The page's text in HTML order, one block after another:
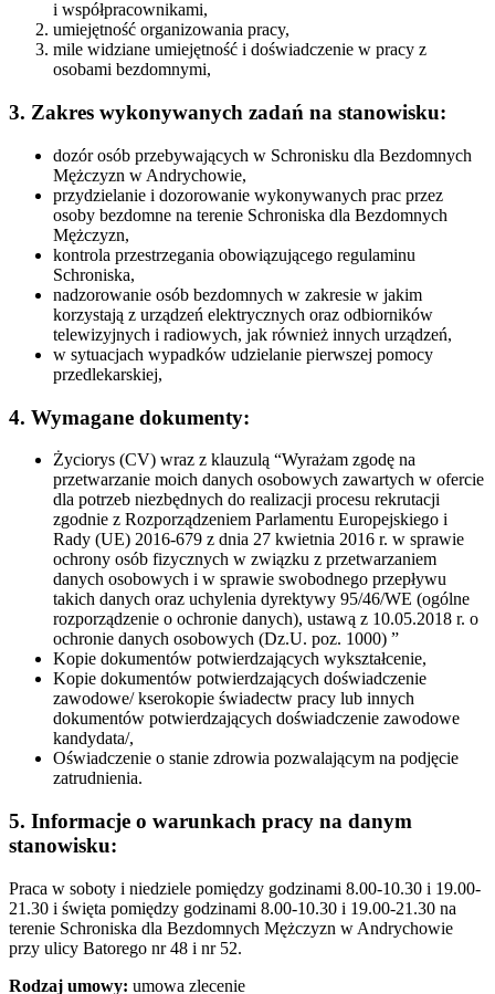
i współpracownikami,
umiejętność organizowania pracy,
mile widziane umiejętność i doświadczenie w pracy z
osobami bezdomnymi,
3. Zakres wykonywanych zadań na stanowisku:
dozór osób przebywających w Schronisku dla Bezdomnych
Mężczyzn w Andrychowie,
przydzielanie i dozorowanie wykonywanych prac przez
osoby bezdomne na terenie Schroniska dla Bezdomnych
Mężczyzn,
kontrola przestrzegania obowiązującego regulaminu
Schroniska,
nadzorowanie osób bezdomnych w zakresie w jakim
korzystają z urządzeń elektrycznych oraz odbiorników
telewizyjnych i radiowych, jak również innych urządzeń,
w sytuacjach wypadków udzielanie pierwszej pomocy
przedlekarskiej,
4. Wymagane dokumenty:
Życiorys (CV) wraz z klauzulą “Wyrażam zgodę na
przetwarzanie moich danych osobowych zawartych w ofercie
dla potrzeb niezbędnych do realizacji procesu rekrutacji
zgodnie z Rozporządzeniem Parlamentu Europejskiego i
Rady (UE) 2016-679 z dnia 27 kwietnia 2016 r. w sprawie
ochrony osób fizycznych w związku z przetwarzaniem
danych osobowych i w sprawie swobodnego przepływu
takich danych oraz uchylenia dyrektywy 95/46/WE (ogólne
rozporządzenie o ochronie danych), ustawą z 10.05.2018 r. o
ochronie danych osobowych (Dz.U. poz. 1000) ”
Kopie dokumentów potwierdzających wykształcenie,
Kopie dokumentów potwierdzających doświadczenie
zawodowe/ kserokopie świadectw pracy lub innych
dokumentów potwierdzających doświadczenie zawodowe
kandydata/,
Oświadczenie o stanie zdrowia pozwalającym na podjęcie
zatrudnienia.
5. Informacje o warunkach pracy na danym
stanowisku:
Praca w soboty i niedziele pomiędzy godzinami 8.00-10.30 i 19.00-
21.30 i święta pomiędzy godzinami 8.00-10.30 i 19.00-21.30 na
terenie Schroniska dla Bezdomnych Mężczyzn w Andrychowie
przy ulicy Batorego nr 48 i nr 52.
Rodzaj umowy: umowa zlecenie